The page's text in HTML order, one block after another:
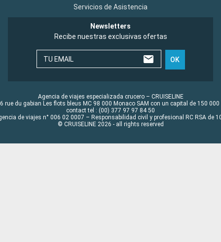
Servicios de Asistencia
Newsletters
Recibe nuestras exclusivas ofertas
TU EMAIL OK
Agencia de viajes especializada crucero – CRUISELINE
rue du gabian Les flots bleus MC 98 000 Monaco SAM con un capital de 150 000
contact tel : (00) 377 97 97 84 50
de viajes n° 006 02 0007 – Responsabilidad civil y profesional RC RSA de
© CRUISELINE 2026 - all rights reserved